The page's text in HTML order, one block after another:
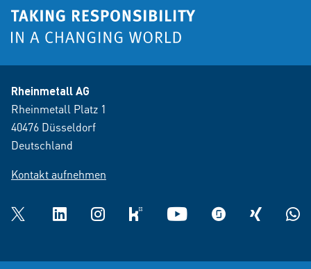
Rheinmetall AG
Rheinmetall Platz 1
40476 Düsseldorf
Deutschland
Kontakt aufnehmen
Twitter LinkedInInstagramkununu YouTube glassdoorXING